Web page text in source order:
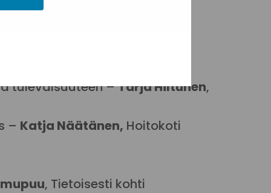
– naiseutta vahvistava
tulevaisuuteen –Tarja Hiltunen,
– Katja Näätänen, Hoitokoti
, Tietoisesti kohti